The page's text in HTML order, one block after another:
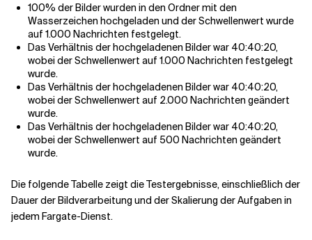
100% der Bilder wurden in den Ordner mit den
Wasserzeichen hochgeladen und der Schwellenwert wurde
auf 1.000 Nachrichten festgelegt.
Das Verhältnis der hochgeladenen Bilder war 40:40:20,
wobei der Schwellenwert auf 1.000 Nachrichten festgelegt
wurde.
Das Verhältnis der hochgeladenen Bilder war 40:40:20,
wobei der Schwellenwert auf 2.000 Nachrichten geändert
wurde.
Das Verhältnis der hochgeladenen Bilder war 40:40:20,
wobei der Schwellenwert auf 500 Nachrichten geändert
wurde.
Die folgende Tabelle zeigt die Testergebnisse, einschließlich der
Dauer der Bildverarbeitung und der Skalierung der Aufgaben in
jedem Fargate-Dienst.